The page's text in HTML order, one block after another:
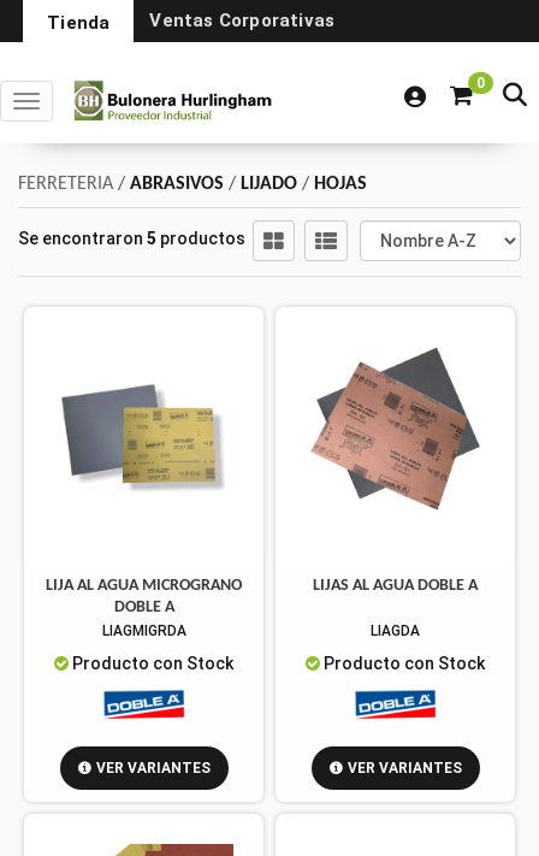
Tienda Ventas Corporativas
0
Toggle navigation
FERRETERIA / ABRASIVOS / LIJADO / HOJAS
Se encontraron 5 productos
LIJA AL AGUA MICROGRANO
DOBLE A
LIAGMIGRDA
Producto con Stock
VER VARIANTES
LIJAS AL AGUA DOBLE A
LIAGDA
Producto con Stock
VER VARIANTES